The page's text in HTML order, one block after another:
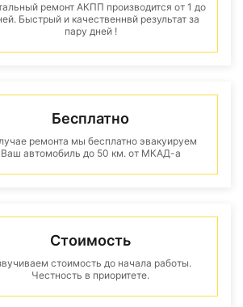
ремонт АКПП производится от 1 до
Быстрый и качественнвй результат за
пару дней !
Бесплатно
ремонта мы бесплатно эвакуируем
Ваш автомобиль до 50 км. от МКАД-а
Стоимость
стоимость до начала работы.
Честность в приоритете.